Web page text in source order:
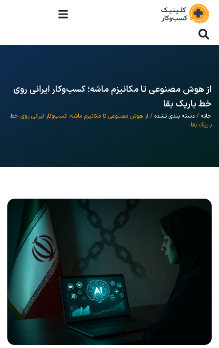
از هوش مصنوعی تا مکانیزم ماشه؛ کسب‌وکار ایرانی روی
خط باریک بقا
خانه / دسته بندی نشده / از هوش مصنوعی تا مکانیزم ماشه؛ کسب‌وکار ایرانی روی خط
باریک بقا